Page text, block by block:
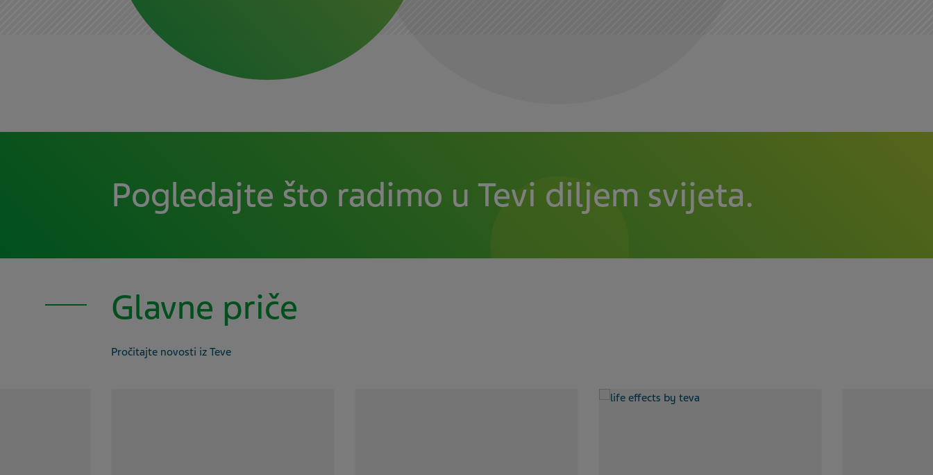
Pogledajte što radimo u Tevi diljem svijeta.
Glavne priče
Pročitajte novosti iz Teve